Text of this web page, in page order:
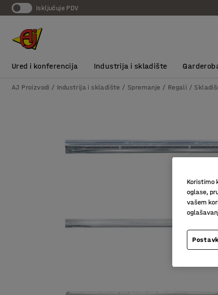
Isključuje PDV
Ured i konferencija Industrija i skladište
AJ Proizvodi Industrija i skladište Spremanje Regali
Koristimo
oglase,
vašem